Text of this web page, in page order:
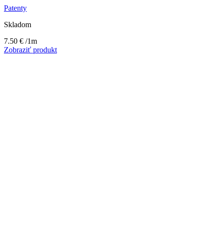
Patenty
Skladom
7.50 € /1m
Zobraziť produkt